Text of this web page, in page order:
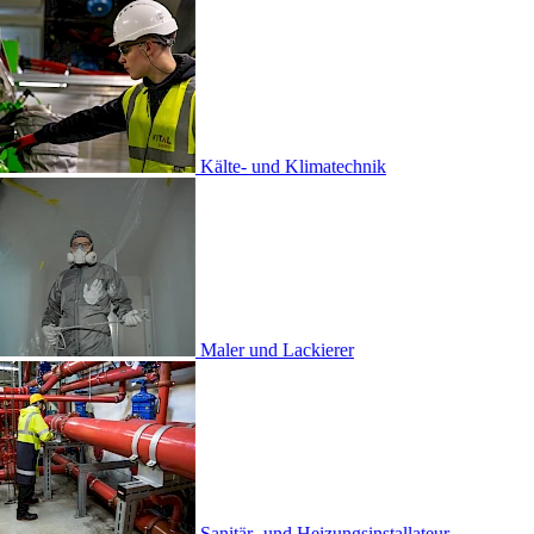
und Klimatechnik
und Lackierer